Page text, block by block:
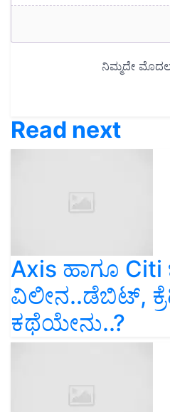
Read next
Axis ಹಾಗೂ Citi
ವಿಲೀನ..ಡೆಬಿಟ್,
ಕಥೆಯೇನು..?